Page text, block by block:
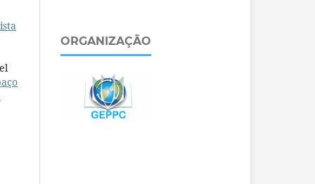
ORGANIZAÇÃO